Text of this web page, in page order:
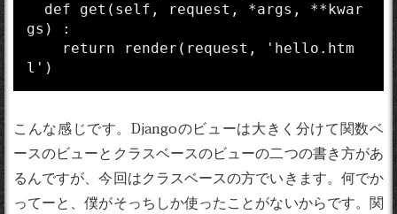
gs) :
こんな感じです。Djangoのビューは大きく分けて関数ベ
ースのビューとクラスベースのビューの二つの書き方があ
るんですが、今回はクラスベースの方でいきます。何でか
ってーと、僕がそっちしか使ったことがないからです。関